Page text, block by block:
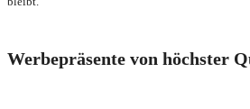
Werbepräsente von höchster